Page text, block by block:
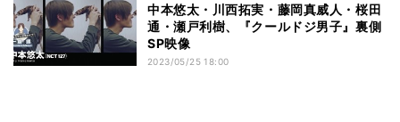
中本悠太・川西拓実・藤岡真威人・桜田
通・瀬戸利樹、『クールドジ男子』裏側
SP映像
2023/05/25 18:00